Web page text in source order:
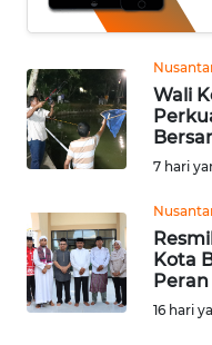
Wali
7 hari
Kota
16 hari
SERBA-
SERBI
OPINI
Informasi
INDEKS
BERITA
KONTAK
KAMI